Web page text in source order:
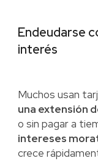
Endeudarse
interés
Muchos usan
una extensión
o sin pagar a
intereses
crece